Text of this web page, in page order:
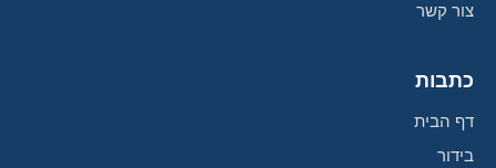
צור קשר
כתבות
דף הבית
בידור